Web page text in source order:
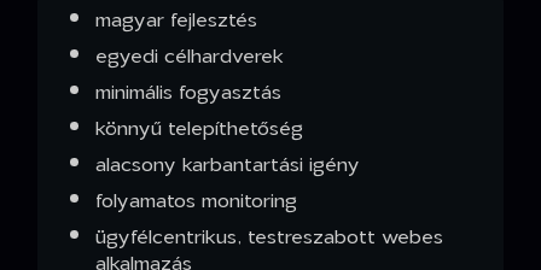
magyar fejlesztés
egyedi célhardverek
minimális fogyasztás
könnyű telepíthetőség
alacsony karbantartási igény
folyamatos monitoring
ügyfélcentrikus, testreszabott webes
alkalmazás